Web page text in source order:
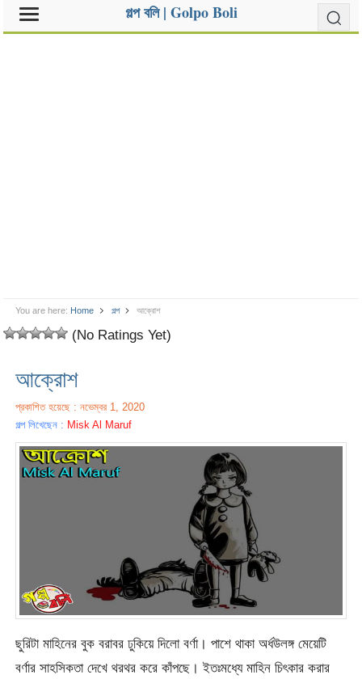
গল্প বলি | Golpo Boli
You are here: Home গল্প আক্রোশ
(No Ratings Yet)
আক্রোশ
প্রকাশিত হয়েছে : নভেম্বর 1, 2020
গল্প লিখেছেন : Misk Al Maruf
ছুরিটা মাহিনের বুক বরাবর ঢুকিয়ে দিলো বর্ণা। পাশে থাকা অর্ধউলঙ্গ মেয়েটি
বর্ণার সাহসিকতা দেখে থরথর করে কাঁপছে। ইতঃমধ্যে মাহিন চিৎকার করার